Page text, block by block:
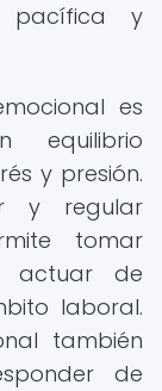
pacífica y
es
equilibrio
y presión.
y regular
tomar
actuar de
laboral.
también
de